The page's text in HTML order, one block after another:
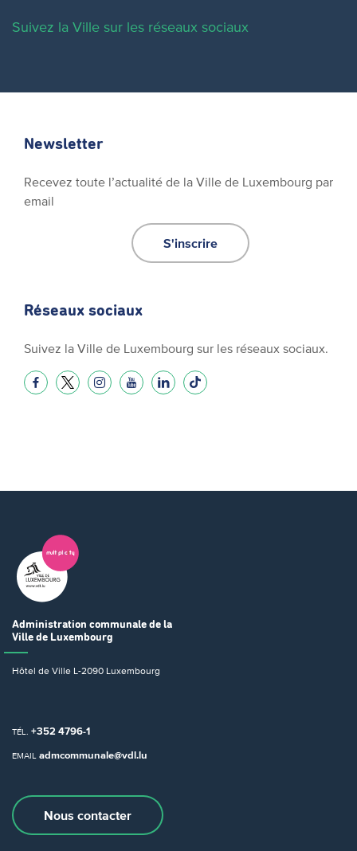
Suivez la Ville sur les réseaux sociaux
Newsletter
Recevez toute l’actualité de la Ville de Luxembourg par
email
S'inscrire
Réseaux sociaux
Suivez la Ville de Luxembourg sur les réseaux sociaux.
Administration communale de la
Ville de Luxembourg
Hôtel de Ville L-2090 Luxembourg
TÉL. +352 4796-1
EMAIL admcommunale@vdl.lu
Nous contacter